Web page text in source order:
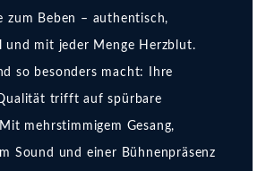
zum Beben – authentisch,
und mit jeder Menge Herzblut.
so besonders macht: Ihre
trifft auf spürbare
mehrstimmigem Gesang,
Sound und einer Bühnenpräsenz